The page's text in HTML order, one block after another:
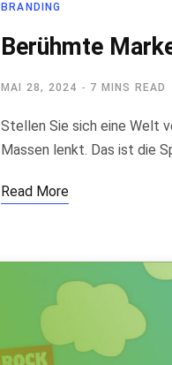
BRANDING
Berühmte
MAI 28, 2024 7 MINS READ
Stellen Sie sich eine Welt
Massen lenkt. Das ist die
Read More